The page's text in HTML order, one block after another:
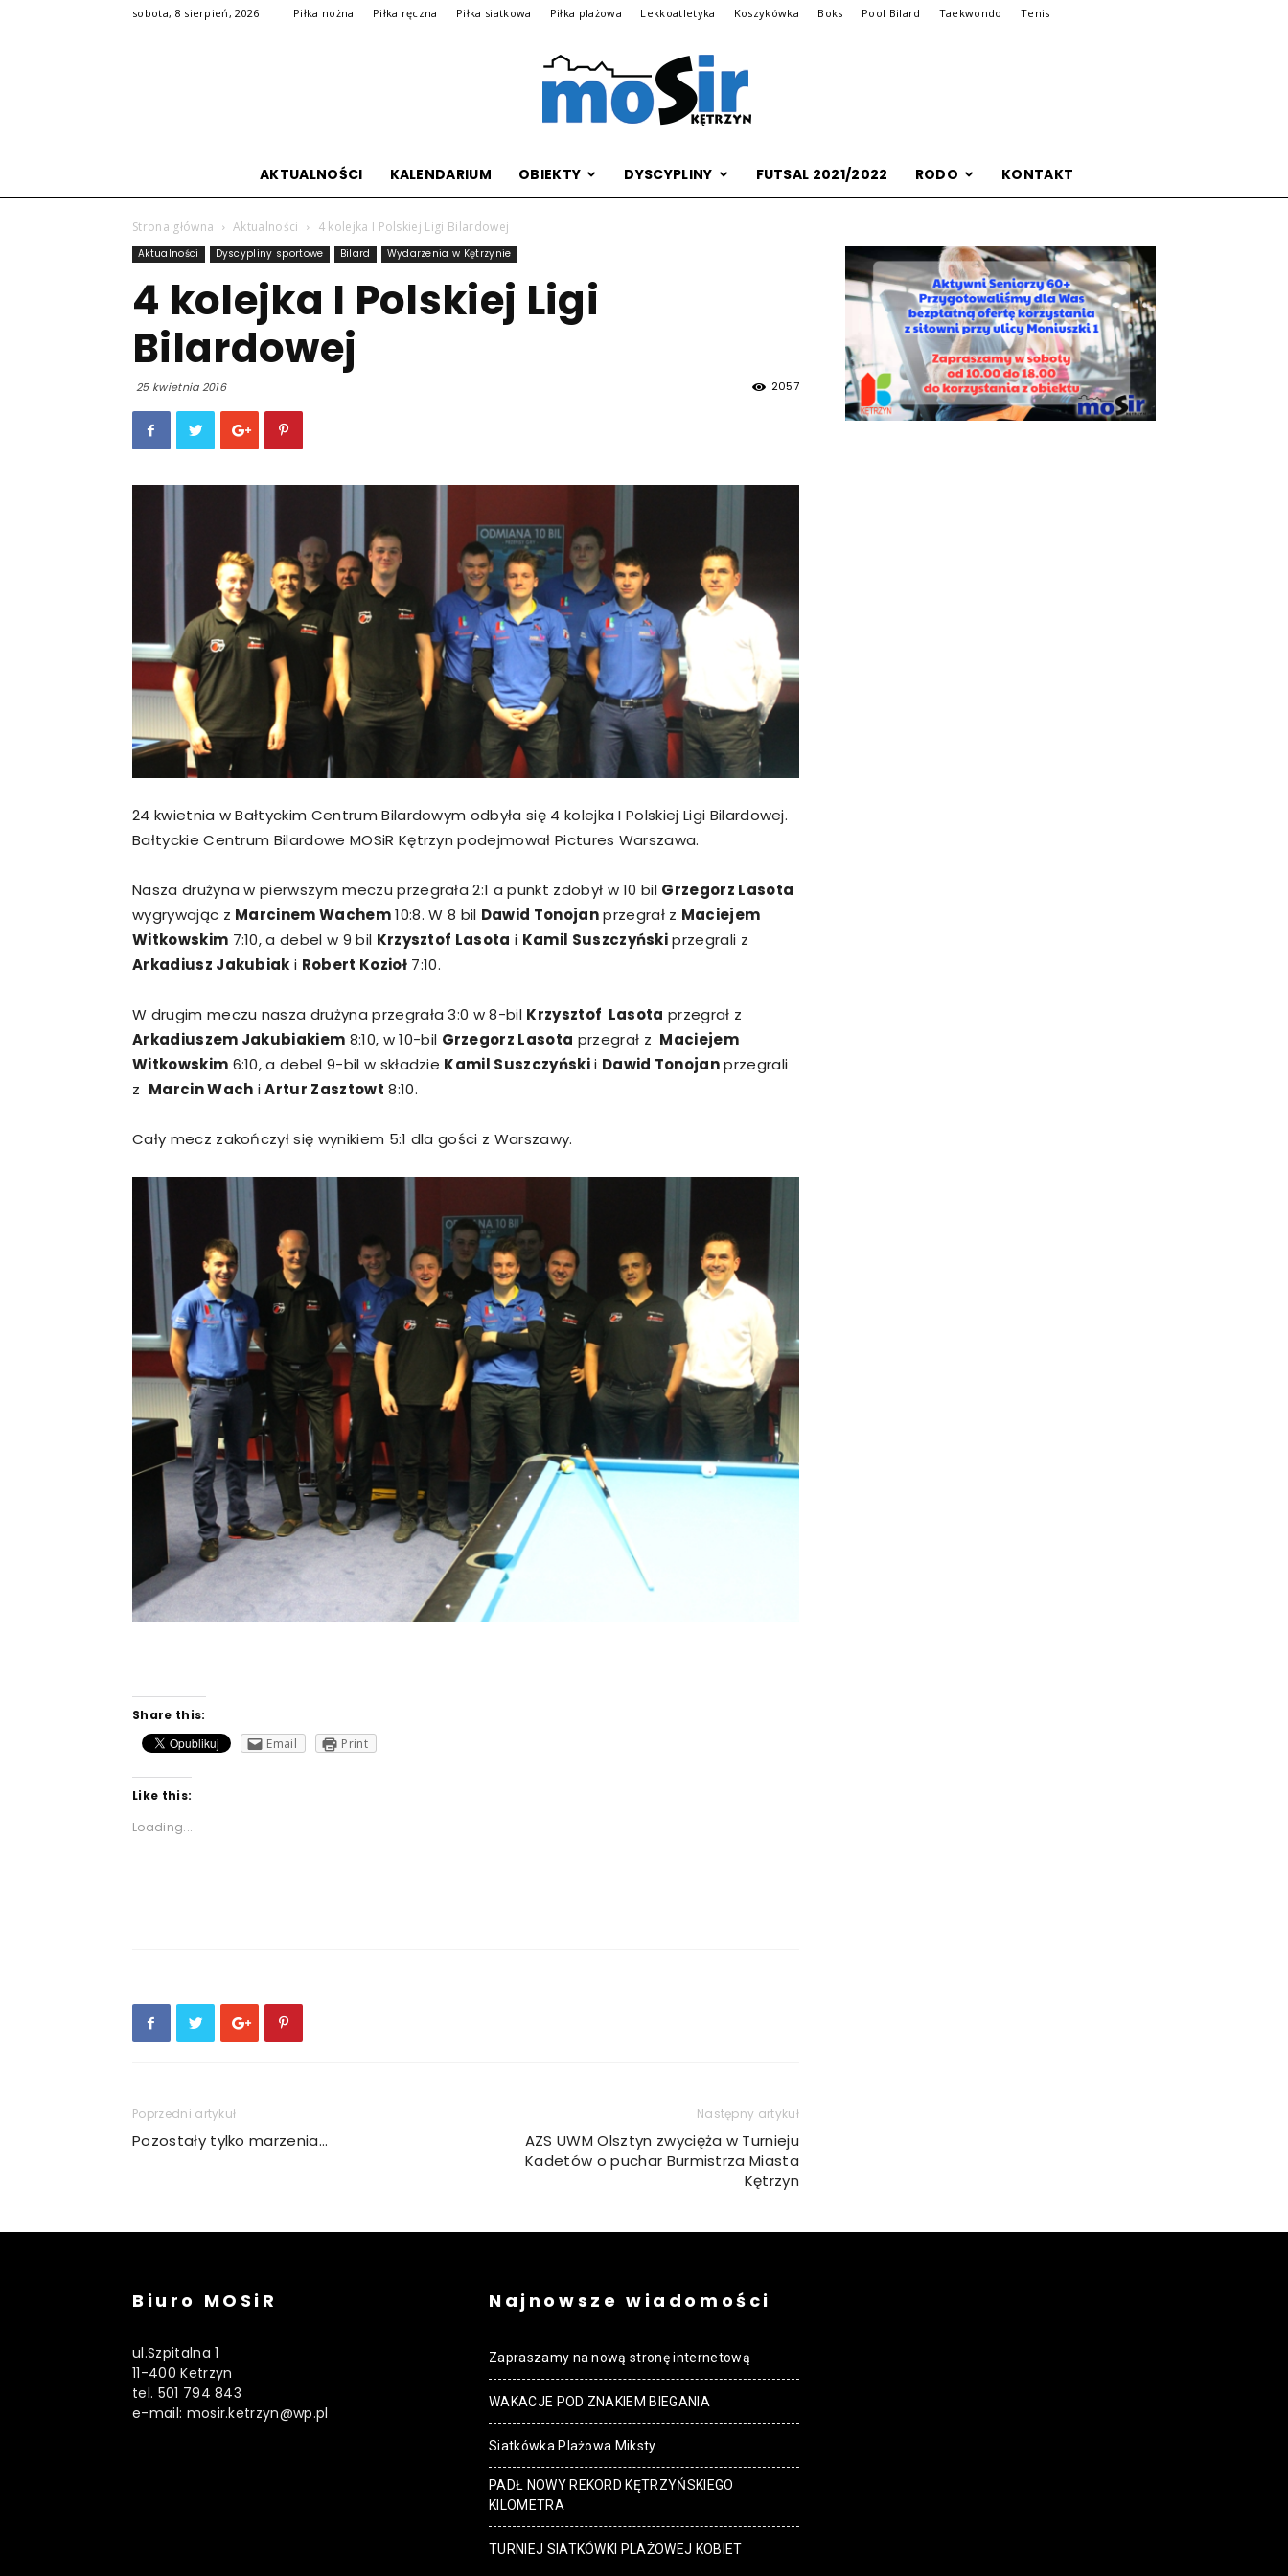
sobota, 8 sierpień, 2026 Piłka nożna Piłka ręczna Piłka siatkowa Piłka plażowa Lekkoatletyka Koszykówka Boks Pool Bilard Taekwondo Tenis
Archiwalna
MOSiR
Kętrzyn
AKTUALNOŚCI KALENDARIUM OBIEKTY DYSCYPLINY FUTSAL 2021/2022 RODO KONTAKT
Strona główna Aktualności 4 kolejka I Polskiej Ligi Bilardowej
Aktualności Dyscypliny sportowe Bilard Wydarzenia w Kętrzynie
4 kolejka I Polskiej Ligi
Bilardowej
25 kwietnia 2016 2057
24 kwietnia w Bałtyckim Centrum Bilardowym odbyła się 4 kolejka I Polskiej Ligi Bilardowej.
Bałtyckie Centrum Bilardowe MOSiR Kętrzyn podejmował Pictures Warszawa.
Nasza drużyna w pierwszym meczu przegrała 2:1 a punkt zdobył w 10 bil Grzegorz Lasota
wygrywając z Marcinem Wachem10:8. W 8 bil Dawid Tonojanprzegrał z Maciejem
Witkowskim 7:10, a debel w 9 bil Krzysztof Lasota i Kamil Suszczyńskiprzegrali z
Arkadiusz Jakubiak i Robert Kozioł7:10.
W drugim meczu nasza drużyna przegrała 3:0 w 8-bil Krzysztof Lasota przegrał z
Arkadiuszem Jakubiakiem 8:10, w 10-bil Grzegorz Lasota przegrał z Maciejem
Witkowskim 6:10, a debel 9-bil w składzie Kamil Suszczyńskii Dawid Tonojanprzegrali
z Marcin Wach iArtur Zasztowt 8:10.
Cały mecz zakończył się wynikiem 5:1 dla gości z Warszawy.
Share this:
Email
Print
Like this:
Loading...
Poprzedni artykuł
Pozostały tylko marzenia…
Następny artykuł
AZS UWM Olsztyn zwycięża w Turnieju
Kadetów o puchar Burmistrza Miasta
Kętrzyn
Biuro MOSiR
ul.Szpitalna 1
11-400 Ketrzyn
tel. 501 794 843
e-mail: mosir.ketrzyn@wp.pl
Najnowsze wiadomości
Zapraszamy na nową stronę internetową
WAKACJE POD ZNAKIEM BIEGANIA
Siatkówka Plażowa Miksty
PADŁ NOWY REKORD KĘTRZYŃSKIEGO
KILOMETRA
TURNIEJ SIATKÓWKI PLAŻOWEJ KOBIET